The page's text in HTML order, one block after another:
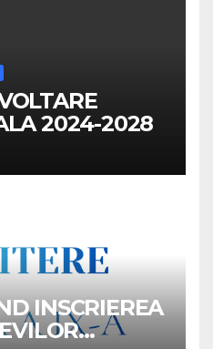
2024-2028
INSCRIEREA